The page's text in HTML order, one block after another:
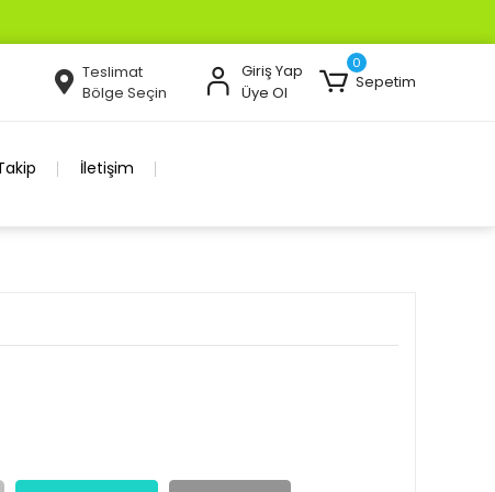
Teslimat
Bölge Seçin
Giriş Yap
Üye Ol
0
Sepetim
İletişim